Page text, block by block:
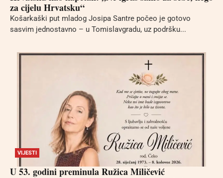
za cijelu Hrvatsku“
Košarkaški put mladog Josipa Santre počeo je gotovo
sasvim jednostavno – u Tomislavgradu, uz podršku...
VIJESTI
U 53. godini preminula Ružica Miličević